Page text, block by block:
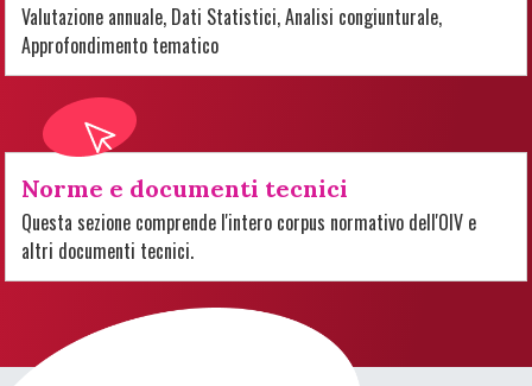
Valutazione annuale, Dati Statistici, Analisi congiunturale,
Approfondimento tematico
Norme e documenti tecnici
Questa sezione comprende l'intero corpus normativo dell'OIV e
altri documenti tecnici.